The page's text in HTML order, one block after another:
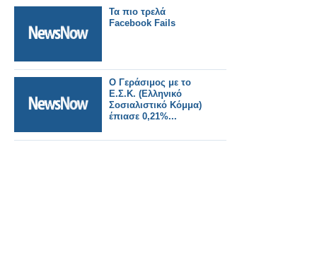
Τα πιο τρελά
Facebook Fails
O Γεράσιμος με το
Ε.Σ.Κ. (Ελληνικό
Σοσιαλιστικό Κόμμα)
έπιασε 0,21%...